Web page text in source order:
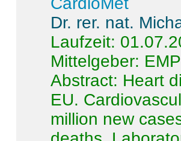
Dr. rer. nat.
Laufzeit:
Mittelgeber:
Abstract: Heart
EU.
million new